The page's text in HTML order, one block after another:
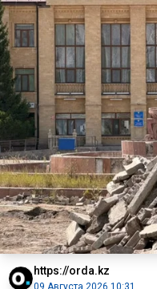
https://orda.kz